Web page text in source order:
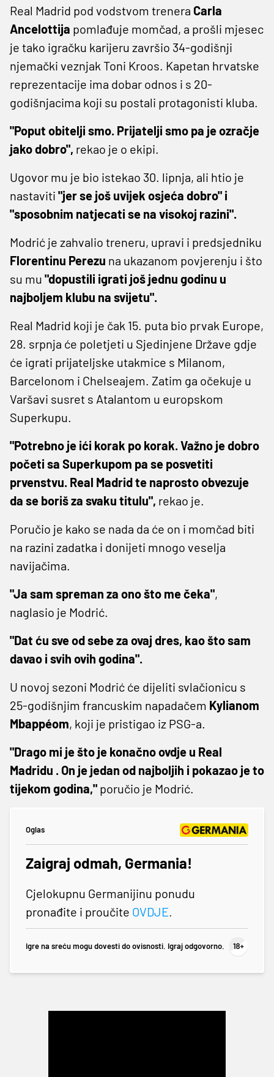
Real Madrid pod vodstvom trenera Carla
Ancelottija pomlađuje momčad, a prošli mjesec
je tako igračku karijeru završio 34-godišnji
njemački veznjak Toni Kroos. Kapetan hrvatske
reprezentacije ima dobar odnos i s 20-
godišnjacima koji su postali protagonisti kluba.
"Poput obitelji smo. Prijatelji smo pa je ozračje
jako dobro", rekao je o ekipi.
Ugovor mu je bio istekao 30. lipnja, ali htio je
nastaviti "jer se još uvijek osjeća dobro" i
"sposobnim natjecati se na visokoj razini".
Modrić je zahvalio treneru, upravi i predsjedniku
Florentinu Perezu na ukazanom povjerenju i što
su mu "dopustili igrati još jednu godinu u
najboljem klubu na svijetu".
Real Madrid koji je čak 15. puta bio prvak Europe,
28. srpnja će poletjeti u Sjedinjene Države gdje
će igrati prijateljske utakmice s Milanom,
Barcelonom i Chelseajem. Zatim ga očekuje u
Varšavi susret s Atalantom u europskom
Superkupu.
"Potrebno je ići korak po korak. Važno je dobro
početi sa Superkupom pa se posvetiti
prvenstvu. Real Madrid te naprosto obvezuje
da se boriš za svaku titulu", rekao je.
Poručio je kako se nada da će on i momčad biti
na razini zadatka i donijeti mnogo veselja
navijačima.
"Ja sam spreman za ono što me čeka",
naglasio je Modrić.
"Dat ću sve od sebe za ovaj dres, kao što sam
davao i svih ovih godina".
U novoj sezoni Modrić će dijeliti svlačionicu s
25-godišnjim francuskim napadačem Kylianom
Mbappéom, koji je pristigao iz PSG-a.
"Drago mi je što je konačno ovdje u Real
Madridu . On je jedan od najboljih i pokazao je to
tijekom godina," poručio je Modrić.
Oglas
Zaigraj odmah, Germania!
Cjelokupnu Germanijinu ponudu
pronađite i proučite OVDJE.
Igre na sreću mogu dovesti do ovisnosti. Igraj odgovorno.